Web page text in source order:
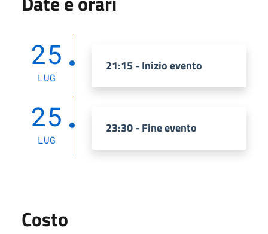
25
LUG
21:15 - Inizio evento
25
LUG
23:30 - Fine evento
Costo